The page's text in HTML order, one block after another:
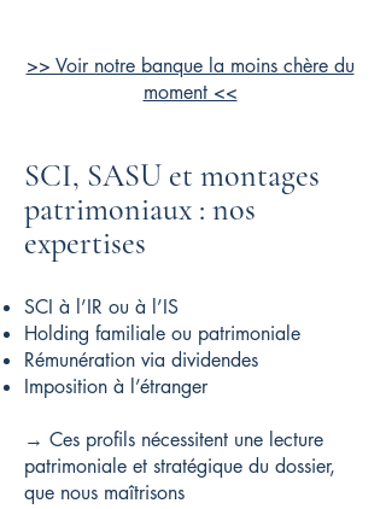
>> Voir notre banque la moins chère du
moment <<
SCI, SASU et montages
patrimoniaux : nos
expertises
SCI à l’IR ou à l’IS
Holding familiale ou patrimoniale
Rémunération via dividendes
Imposition à l’étranger
→ Ces profils nécessitent une lecture
patrimoniale et stratégique du dossier,
que nous maîtrisons